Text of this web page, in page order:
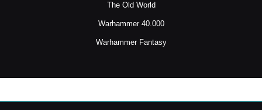
The Old World
Warhammer 40.000
Warhammer Fantasy